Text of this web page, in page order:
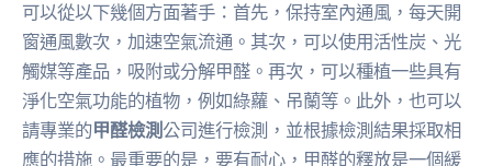
可以從以下幾個方面著手：首先，保持室內通風，每天開
窗通風數次，加速空氣流通。其次，可以使用活性炭、光
觸媒等產品，吸附或分解甲醛。再次，可以種植一些具有
淨化空氣功能的植物，例如綠蘿、吊蘭等。此外，也可以
請專業的甲醛檢測公司進行檢測，並根據檢測結果採取相
應的措施。最重要的是，要有耐心，甲醛的釋放是一個緩